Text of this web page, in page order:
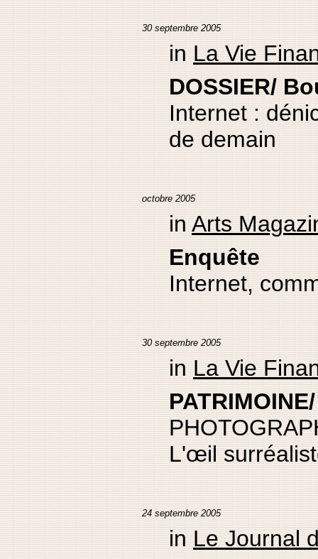
30 septembre 2005
in La Vie
DOSSIER/
Internet :
de demain
octobre 2005
in Arts
Enquête
Internet,
30 septembre 2005
in La Vie
L'œil
24 septembre 2005
in Le Journal